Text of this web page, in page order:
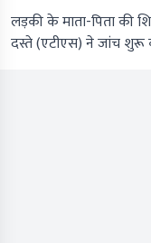
लड़की के माता-पिता की
दस्ते (एटीएस) ने जांच शुरू